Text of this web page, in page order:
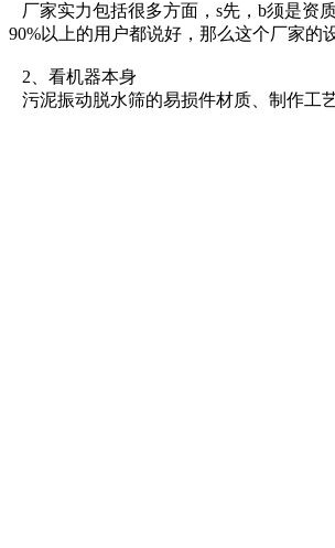
厂家实力包括很多方面，s先，b须是资
90%以上的用户都说好，那么这个厂家的
2、看机器本身
污泥振动脱水筛的易损件材质、制作工